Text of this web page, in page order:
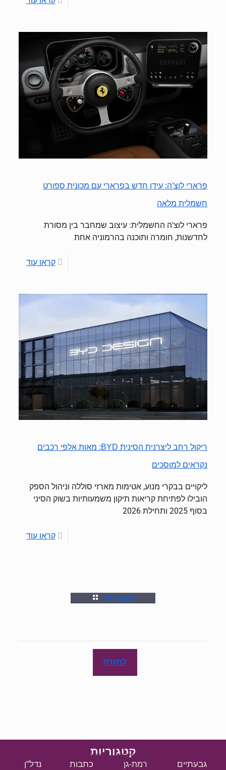
פרארי לוצ'ה: עידן חדש בפרארי עם מכונית ספורט
חשמלית מלאה
פרארי לוצ'ה החשמלית: עיצוב שמחבר בין מסורת
לחדשנות, חומרה ותוכנה בהרמוניה אחת
קראו עוד
ריקול רחב ליצרנית הסינית BYD: מאות אלפי רכבים
נקראים למוסכים
ליקויים בבקרי מנוע, אטימות מארזי סוללה וניהול הספק
הובילו לפתיחת קריאות תיקון משמעותיות בשוק הסיני
בסוף 2025 ותחילת 2026
קראו עוד
טענו עוד
לחזרה
קטגוריות
גבעתיים רמת-גן כתבות נדל"ן